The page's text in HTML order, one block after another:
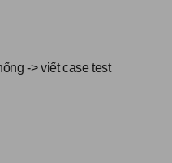
-> viết case test